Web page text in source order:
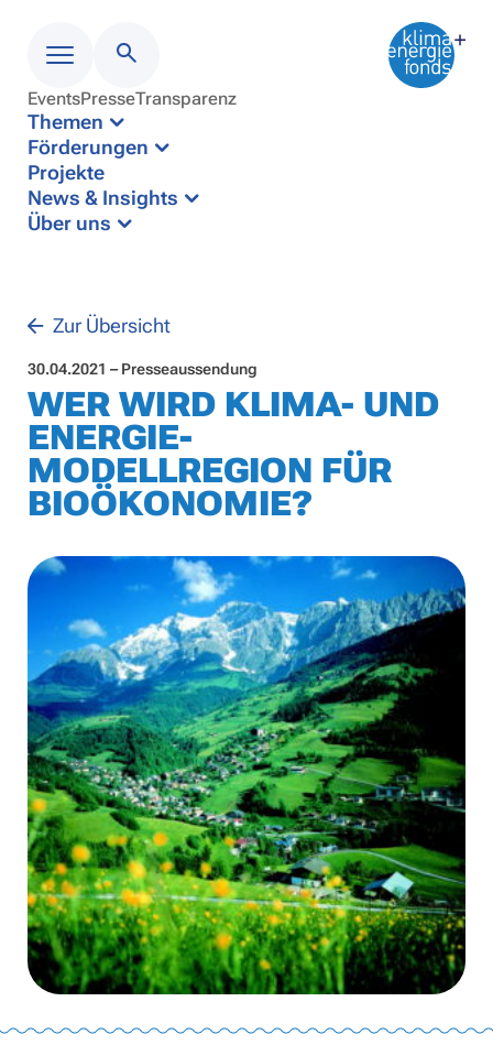
Menü
EventsPresseTransparenz
Themen
Förderungen
Projekte
News & Insights
Über uns
Zur Übersicht
30.04.2021 – Presseaussendung
WER WIRD KLIMA- UND
ENERGIE-
MODELLREGION FÜR
BIOÖKONOMIE?